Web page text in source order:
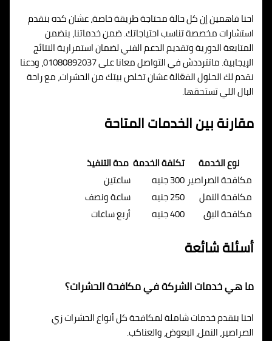
احنا فاهمين إن كل حالة محتاجة طريقة خاصة، عشان كده بنقدم
استشارات مخصصة تناسب احتياجاتك. ضمن خدماتنا، بنضمن
المتابعة الدورية وتقديم الدعم الفني لضمان استمرارية النتائج
الإيجابية. ماتترددش في التواصل معانا على 01080892037، ودعنا
نقدم لك الحلول الفعّالة عشان تخلص بيتك من الحشرات، مع راحة
البال اللي تستحقها.
مقارنة بين الخدمات المتاحة
نوع الخدمة تكلفة الخدمة مدة التنفيذ
مكافحة الصراصير 300 جنيه
ساعتين
مكافحة النمل
250 جنيه
ساعة ونصف
مكافحة البق
400 جنيه أربع ساعات
أسئلة شائعة
ما هي خدمات الشركة في مكافحة الحشرات؟
احنا بنقدم خدمات شاملة لمكافحة كل أنواع الحشرات زي
الصراصير، النمل، البعوض، والعناكب.